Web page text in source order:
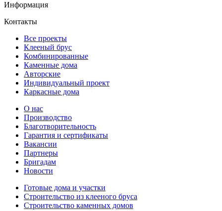
Информация
Контакты
Все проекты
Клееный брус
Комбинированные
Каменные дома
Авторские
Индивидуальный проект
Каркасные дома
О нас
Производство
Благотворительность
Гарантия и сертификаты
Вакансии
Партнеры
Бригадам
Новости
Готовые дома и участки
Строительство из клееного бруса
Строительство каменных домов